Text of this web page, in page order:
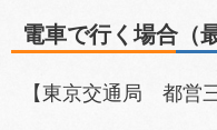
電車で行く場合（
【東京交通局 都営